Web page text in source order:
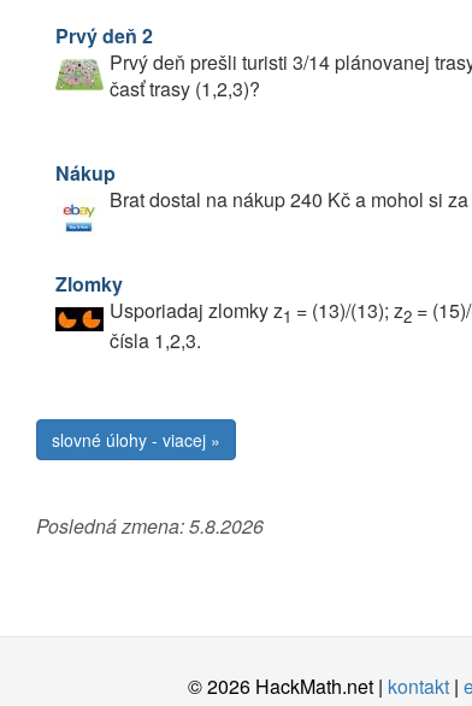
Prvý deň 2
Prvý deň prešli turisti 3/14 plánovanej
časť trasy (1,2,3)?
Nákup
Brat dostal na nákup 240 Kč a mohol si
Zlomky
Usporiadaj zlomky z1 = (13)/(13); z2=
čísla 1,2,3.
slovné úlohy - viacej »
Posledná zmena:5.8.2026
© 2026 HackMath.net | kontakt|